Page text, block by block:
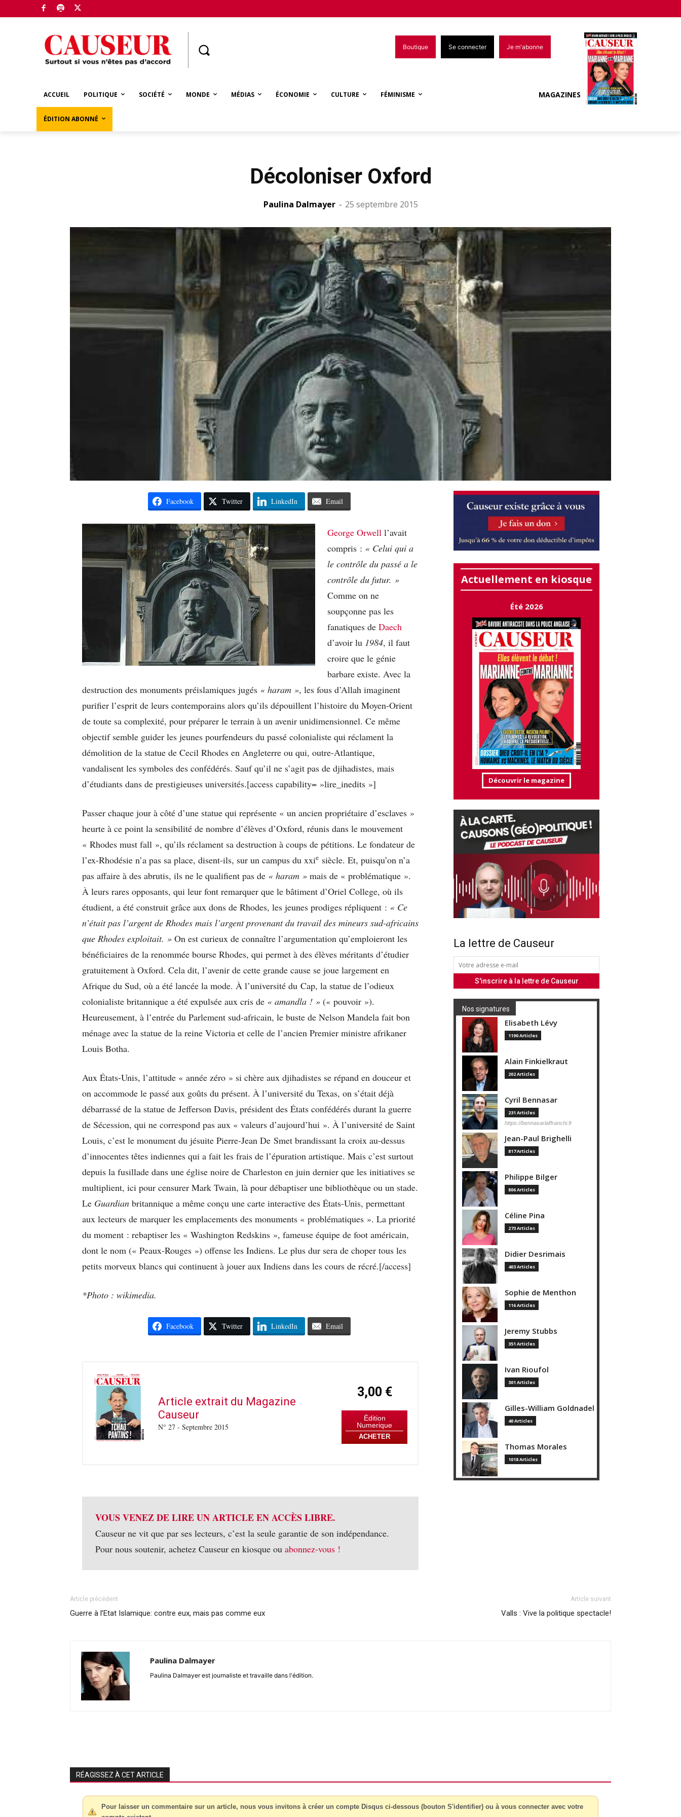
Boutique Se connecter Je m'abonne
ACCUEIL POLITIQUE SOCIÉTÉ MONDE MÉDIAS ÉCONOMIE CULTURE FÉMINISME
ÉDITION ABONNÉ
MAGAZINES
Décoloniser Oxford
Paulina Dalmayer - 25 septembre 2015
Facebook Twitter LinkedIn Email
George Orwell l’avait
compris : « Celui qui a
le contrôle du passé a le
contrôle du futur. »
Comme on ne
soupçonne pas les
fanatiques de Daech
d’avoir lu 1984, il faut
croire que le génie
barbare existe. Avec la
destruction des monuments préislamiques jugés « haram », les fous d’Allah imaginent
purifier l’esprit de leurs contemporains alors qu’ils dépouillent l’histoire du Moyen-Orient
de toute sa complexité, pour préparer le terrain à un avenir unidimensionnel. Ce même
objectif semble guider les jeunes pourfendeurs du passé colonialiste qui réclament la
démolition de la statue de Cecil Rhodes en Angleterre ou qui, outre-Atlantique,
vandalisent les symboles des confédérés. Sauf qu’il ne s’agit pas de djihadistes, mais
d’étudiants dans de prestigieuses universités.[access capability= »lire_inedits »]
Passer chaque jour à côté d’une statue qui représente « un ancien propriétaire d’esclaves »
heurte à ce point la sensibilité de nombre d’élèves d’Oxford, réunis dans le mouvement
« Rhodes must fall », qu’ils réclament sa destruction à coups de pétitions. Le fondateur de
l’ex-Rhodésie n’a pas sa place, disent-ils, sur un campus du xxie siècle. Et, puisqu’on n’a
pas affaire à des abrutis, ils ne le qualifient pas de « haram » mais de « problématique ».
À leurs rares opposants, qui leur font remarquer que le bâtiment d’Oriel College, où ils
étudient, a été construit grâce aux dons de Rhodes, les jeunes prodiges répliquent : « Ce
n’était pas l’argent de Rhodes mais l’argent provenant du travail des mineurs sud-africains
que Rhodes exploitait. » On est curieux de connaître l’argumentation qu’emploieront les
bénéficiaires de la renommée bourse Rhodes, qui permet à des élèves méritants d’étudier
gratuitement à Oxford. Cela dit, l’avenir de cette grande cause se joue largement en
Afrique du Sud, où a été lancée la mode. À l’université du Cap, la statue de l’odieux
colonialiste britannique a été expulsée aux cris de « amandla ! » (« pouvoir »).
Heureusement, à l’entrée du Parlement sud-africain, le buste de Nelson Mandela fait bon
ménage avec la statue de la reine Victoria et celle de l’ancien Premier ministre afrikaner
Louis Botha.
Aux États-Unis, l’attitude « année zéro » si chère aux djihadistes se répand en douceur et
on accommode le passé aux goûts du présent. À l’université du Texas, on s’était déjà
débarrassé de la statue de Jefferson Davis, président des États confédérés durant la guerre
de Sécession, qui ne correspond pas aux « valeurs d’aujourd’hui ». À l’université de Saint
Louis, c’est le monument du jésuite Pierre-Jean De Smet brandissant la croix au-dessus
d’innocentes têtes indiennes qui a fait les frais de l’épuration artistique. Mais c’est surtout
depuis la fusillade dans une église noire de Charleston en juin dernier que les initiatives se
multiplient, ici pour censurer Mark Twain, là pour débaptiser une bibliothèque ou un stade.
Le Guardian britannique a même conçu une carte interactive des États-Unis, permettant
aux lecteurs de marquer les emplacements des monuments « problématiques ». La priorité
du moment : rebaptiser les « Washington Redskins », fameuse équipe de foot américain,
dont le nom (« Peaux-Rouges ») offense les Indiens. Le plus dur sera de choper tous les
petits morveux blancs qui continuent à jouer aux Indiens dans les cours de récré.[/access]
*Photo : wikimedia.
Facebook Twitter LinkedIn Email
Article extrait du Magazine
Causeur
N° 27 - Septembre 2015
3,00 €
Édition
Numerique
ACHETER
VOUS VENEZ DE LIRE UN ARTICLE EN ACCÈS LIBRE.
Causeur ne vit que par ses lecteurs, c’est la seule garantie de son indépendance.
Pour nous soutenir, achetez Causeur en kiosque ou abonnez-vous !
Actuellement en kiosque
Été 2026
Découvrir le magazine
La lettre de Causeur
Nos signatures
Elisabeth Lévy
1190 Articles
Alain Finkielkraut
202 Articles
Cyril Bennasar
231 Articles
https://bennasarlaffranchi.fr
Jean-Paul Brighelli
817 Articles
Philippe Bilger
806 Articles
Céline Pina
273 Articles
Didier Desrimais
403 Articles
Sophie de Menthon
116 Articles
Jeremy Stubbs
351 Articles
Ivan Rioufol
301 Articles
Gilles-William Goldnadel
40 Articles
Thomas Morales
1018 Articles
Article précédent
Guerre à l’Etat Islamique: contre eux, mais pas comme eux
Article suivant
Valls : Vive la politique spectacle!
Paulina Dalmayer
Paulina Dalmayer est journaliste et travaille dans l'édition.
RÉAGISSEZ À CET ARTICLE
Pour laisser un commentaire sur un article, nous vous invitons à créer un compte Disqus ci-dessous (bouton S'identifier) ou à vous connecter avec votre